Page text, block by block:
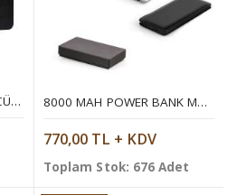
5000 MAH POWERBANK CÜZDAN 8000 MAH POWER BANK MOBIL ŞARJ CIHAZI
770,00 TL + KDV
Toplam Stok: 676 Adet